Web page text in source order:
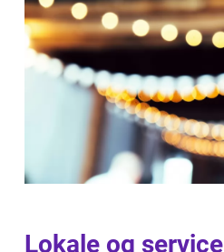
Lokale og service